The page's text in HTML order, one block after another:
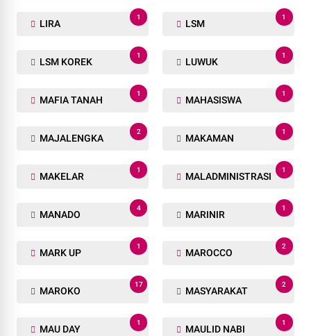
LIRA
1
LSM
1
LSM KOREK
1
LUWUK
1
MAFIA TANAH
1
MAHASISWA
1
MAJALENGKA
2
MAKAMAN
1
MAKELAR
1
MALADMINISTRASI
1
MANADO
4
MARINIR
1
MARK UP
1
MAROCCO
2
MAROKO
17
MASYARAKAT
2
MAU DAY
1
MAULID NABI
1